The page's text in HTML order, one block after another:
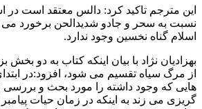
این مترجم تاکید کرد: دالس معتقد است در
نسبت به سحر و جادو شدیدالحن برخورد می
اسلام گناه نخسین وجود ندارد.
بهزادیان نژاد با بیان اینکه کتاب به دو
از مرگ سیاه تقسیم می شود، افزود:در
هایی که وجود داشته را مورد بحث و
گریزی می زند به اینکه در زمان حیات